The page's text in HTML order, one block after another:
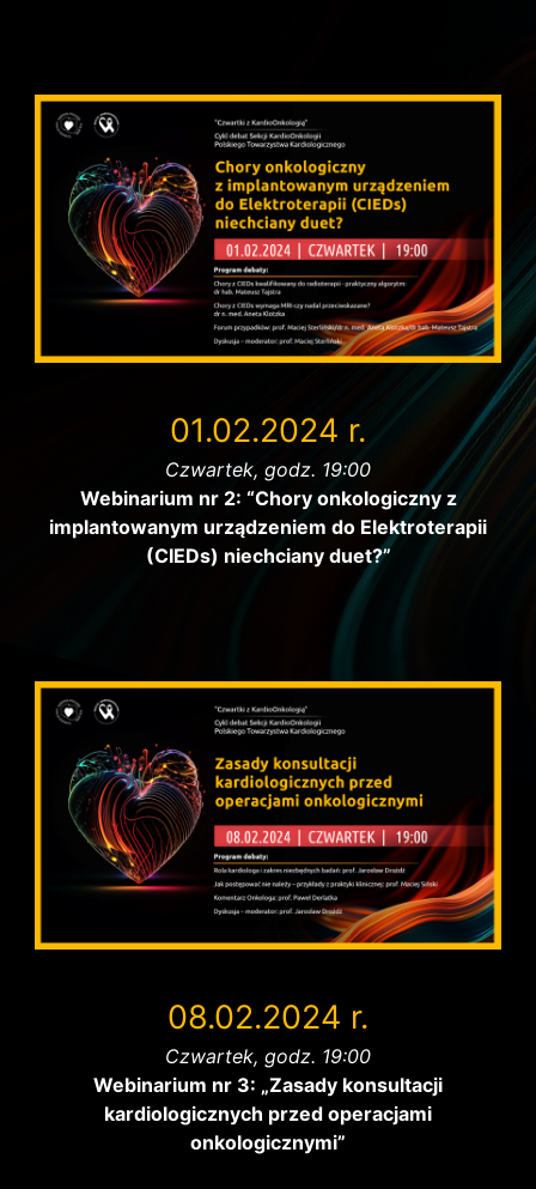
01.02.2024 r.
Czwartek, godz. 19:00
Webinarium nr 2: “Chory onkologiczny z
implantowanym urządzeniem do Elektroterapii
(CIEDs) niechciany duet?”
08.02.2024 r.
Czwartek, godz. 19:00
Webinarium nr 3: „Zasady konsultacji
kardiologicznych przed operacjami
onkologicznymi”